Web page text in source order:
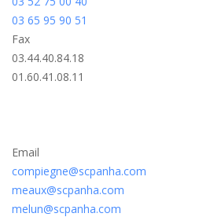
03 65 95 90 51
Fax
03.44.40.84.18
01.60.41.08.11
Email
compiegne@scpanha.com
meaux@scpanha.com
melun@scpanha.com